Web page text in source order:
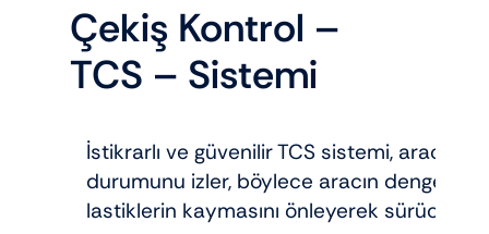
Çekiş Kontrol –
TCS – Sistemi
İstikrarlı ve güvenilir TCS sistemi, aracın
durumunu izler, böylece aracın
lastiklerin kaymasını önleyerek